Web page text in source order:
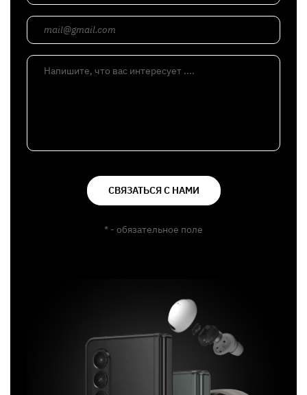
mail@gmail.com
Напишите, что вас интересует ....
СВЯЗАТЬСЯ С НАМИ
* - обязательное поле